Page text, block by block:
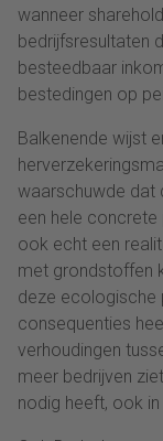
wanneer
bedrijfsresultaten
besteedbaar
bestedingen op
Balkenende wijst
waarschuwde dat
een hele concrete
ook echt een
met grondstoffen
deze ecologische
consequenties
verhoudingen
meer bedrijven
nodig heeft, ook